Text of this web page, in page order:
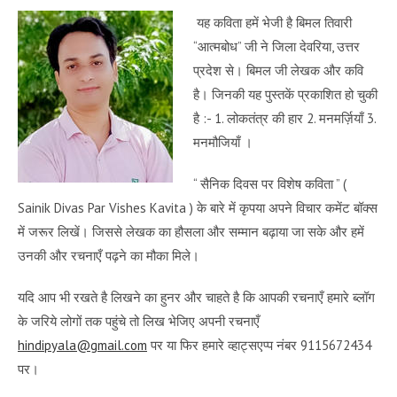
यह कविता हमें भेजी है बिमल तिवारी
“आत्मबोध” जी ने जिला देवरिया, उत्तर
प्रदेश से। बिमल जी लेखक और कवि
है। जिनकी यह पुस्तकें प्रकाशित हो चुकी
है :- 1. लोकतंत्र की हार 2. मनमर्ज़ियाँ 3.
मनमौजियाँ ।
“ सैनिक दिवस पर विशेष कविता ” (
Sainik Divas Par Vishes Kavita ) के बारे में कृपया अपने विचार कमेंट बॉक्स
में जरूर लिखें। जिससे लेखक का हौसला और सम्मान बढ़ाया जा सके और हमें
उनकी और रचनाएँ पढ़ने का मौका मिले।
यदि आप भी रखते है लिखने का हुनर और चाहते है कि आपकी रचनाएँ हमारे ब्लॉग
के जरिये लोगों तक पहुंचे तो लिख भेजिए अपनी रचनाएँ
hindipyala@gmail.com पर या फिर हमारे व्हाट्सएप्प नंबर 9115672434
पर।